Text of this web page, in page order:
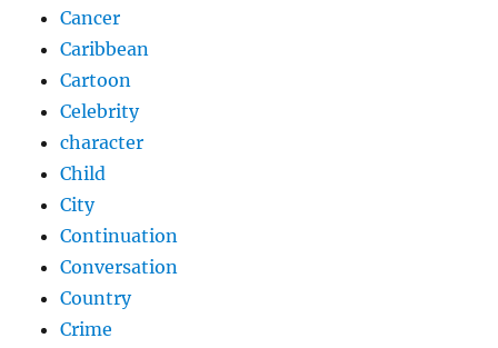
Cancer
Caribbean
Cartoon
Celebrity
character
Child
City
Continuation
Conversation
Country
Crime